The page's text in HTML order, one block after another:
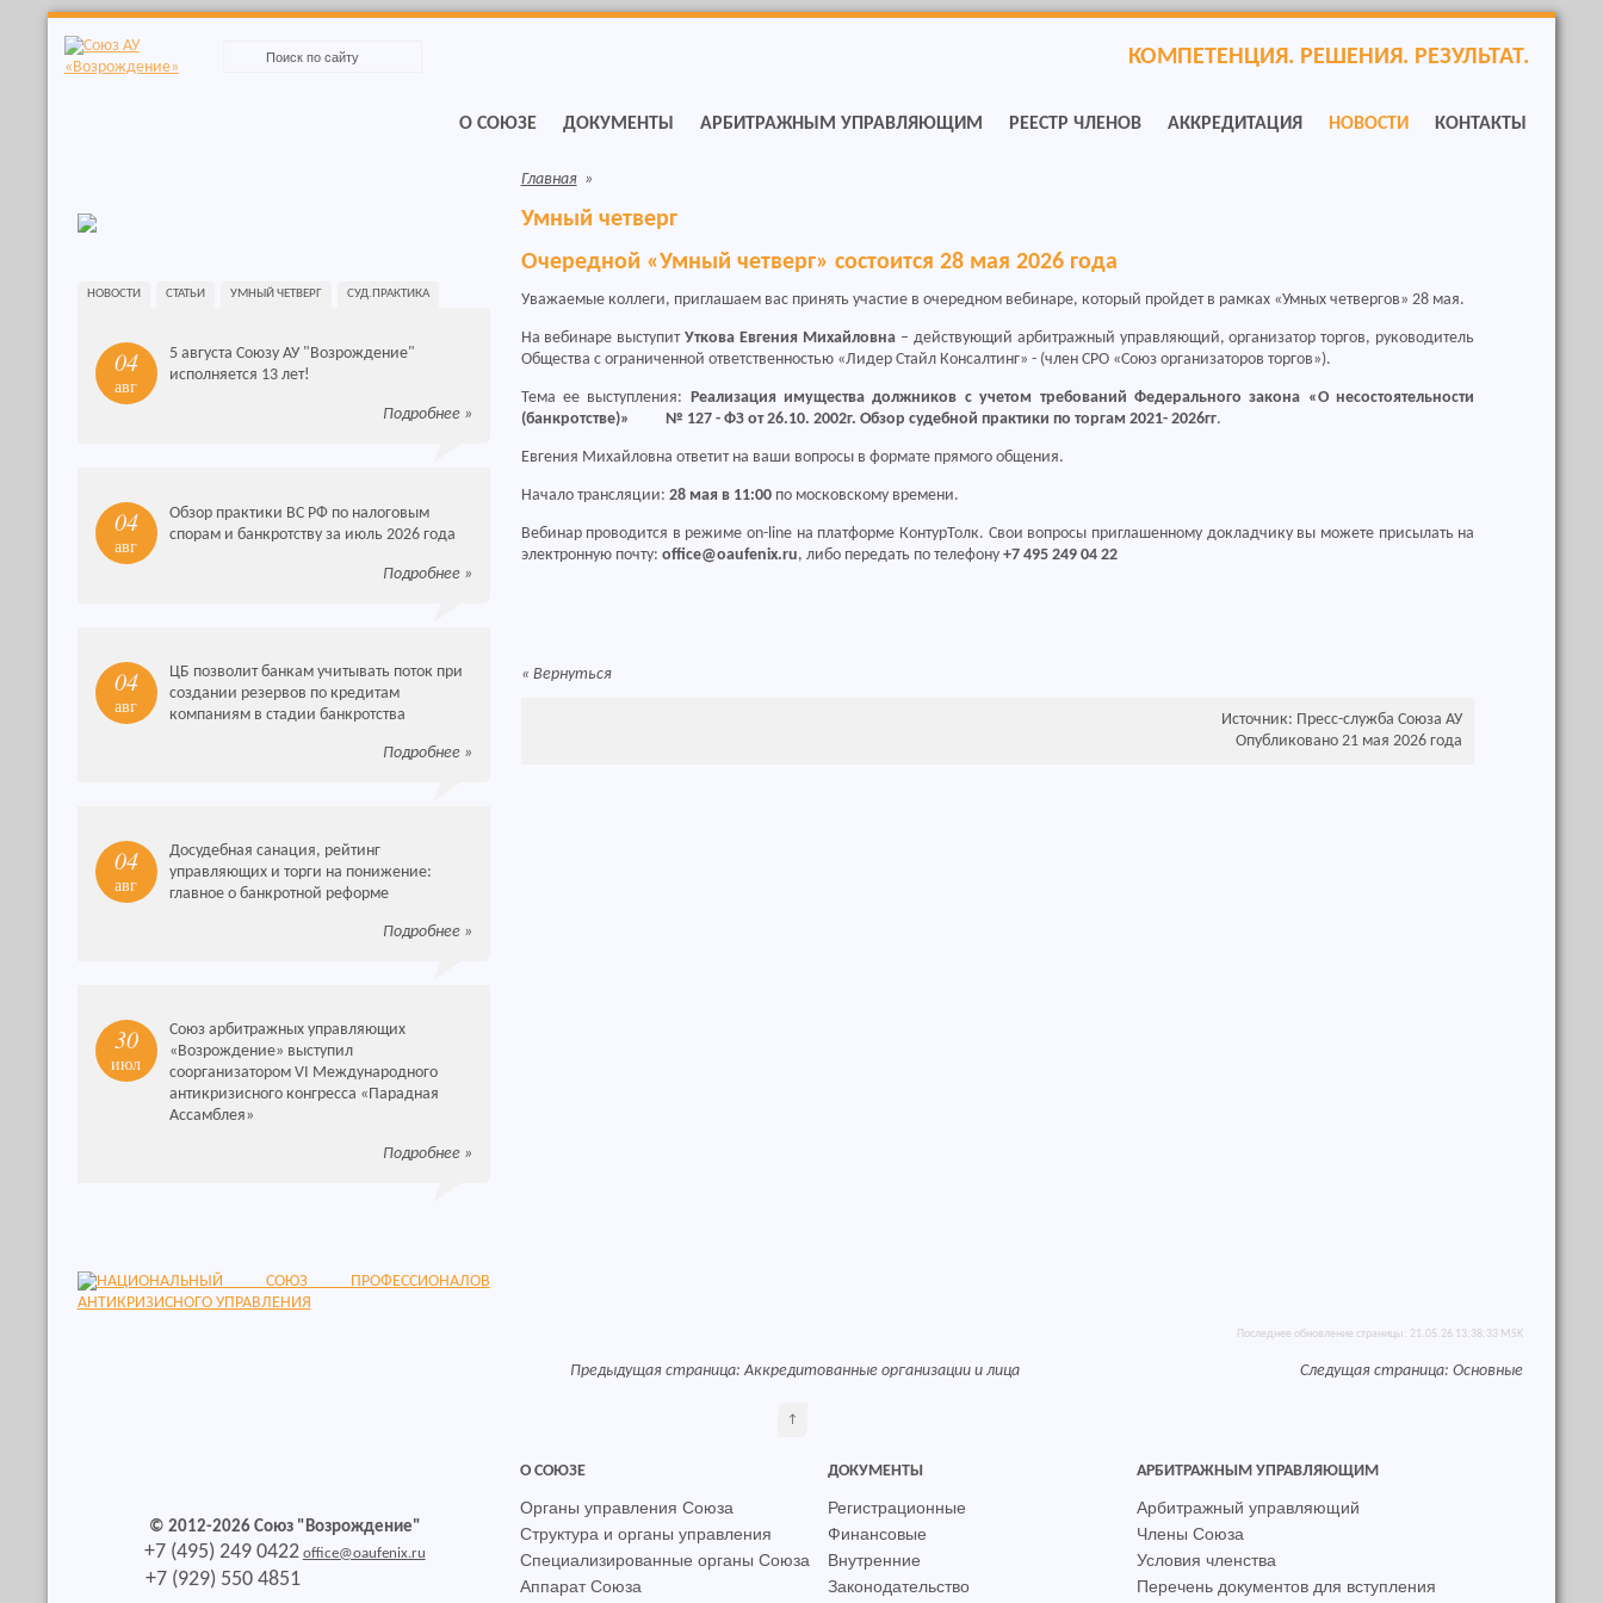
to
navigation
КОМПЕТЕНЦИЯ. РЕШЕНИЯ. РЕЗУЛЬТАТ.
О СОЮЗЕ ДОКУМЕНТЫ АРБИТРАЖНЫМ УПРАВЛЯЮЩИМ РЕЕСТР ЧЛЕНОВ АККРЕДИТАЦИЯ НОВОСТИ КОНТАКТЫ
Главная »
Умный четверг
Очередной «Умный четверг» состоится 28 мая 2026 года
Уважаемые коллеги, приглашаем вас принять участие в очередном вебинаре, который пройдет в рамках «Умных четвергов» 28 мая.
На вебинаре выступитУткова Евгения Михайловна – действующий арбитражный управляющий, организатор торгов, руководитель
Общества с ограниченной ответственностью «Лидер Стайл Консалтинг» - (член СРО «Союз организаторов торгов»).
Тема ее выступления: Реализация имущества должников с учетом требований Федерального закона «О несостоятельности
(банкротстве)» № 127 - ФЗ от 26.10. 2002г. Обзор судебной практики по торгам 2021- 2026гг.
Евгения Михайловна ответит на ваши вопросы в формате прямого общения.
Начало трансляции: 28 мая в 11:00по московскому времени.
Вебинар проводится в режиме on-line на платформе КонтурТолк. Свои вопросы приглашенному докладчику вы можете присылать на
электронную почту: office@oaufenix.ru, либо передать по телефону +7 495 249 04 22
« Вернуться
Источник: Пресс-служба Союза АУ
Опубликовано 21 мая 2026 года
НОВОСТИ СТАТЬИ УМНЫЙ ЧЕТВЕРГ СУД.ПРАКТИКА
04
авг
5 августа Союзу АУ "Возрождение"
исполняется 13 лет!
Подробнее»
04
авг
Обзор практики ВС РФ по налоговым
спорам и банкротству за июль 2026 года
Подробнее»
04
авг
ЦБ позволит банкам учитывать поток при
создании резервов по кредитам
компаниям в стадии банкротства
Подробнее»
04
авг
Досудебная санация, рейтинг
управляющих и торги на понижение:
главное о банкротной реформе
Подробнее»
30
июл
Союз арбитражных управляющих
«Возрождение» выступил
соорганизатором VI Международного
антикризисного конгресса «Парадная
Ассамблея»
Подробнее»
Последнее обновление страницы: 21.05.26 13:38:33 MSK
Предыдущая страница:Аккредитованные организации и лица Следущая страница:Основные
↑
© 2012-2026 Союз "Возрождение"
+7 (495) 249 0422 office@oaufenix.ru
+7 (929) 550 4851
О СОЮЗЕ
Органы управления Союза
Структура и органы управления
Специализированные органы Союза
Аппарат Союза
ДОКУМЕНТЫ
Регистрационные
Финансовые
Внутренние
Законодательство
АРБИТРАЖНЫМ УПРАВЛЯЮЩИМ
Арбитражный управляющий
Члены Союза
Условия членства
Перечень документов для вступления